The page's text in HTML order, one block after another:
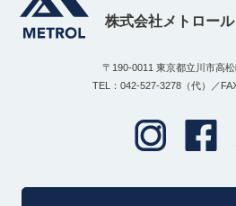
株式会社メトロール
〒190-0011 東京都立川市高
TEL：042-527-3278（代）／